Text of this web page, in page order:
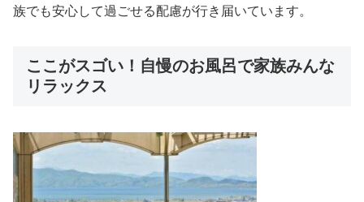
族でも安心して過ごせる配慮が行き届いています。
ここがスゴい！自慢のお風呂で家族みんな
リラックス